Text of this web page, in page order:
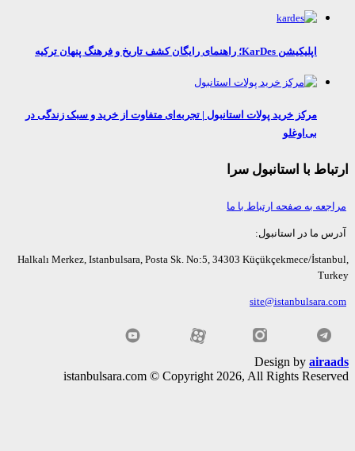
اپلیکیشن KarDes؛ راهنمای رایگان کشف تاریخ و فرهنگ پنهان ترکیه
مرکز خرید پولات استانبول | تجربه‌ای متفاوت از خرید و سبک زندگی در
بی‌اوغلو
با استانبول سرا
به صفحه ارتباط با ما
ما در استانبول:
Halkalı Merkez, Istanbulsara, Posta Sk. No:5, 34303 Küçükçekmece/
Design by
istanbulsara.com © Copyright 2026, All Rights